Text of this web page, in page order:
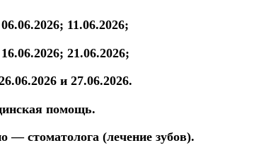
11.06.2026;
16.06.2026; 21.06.2026;
и 27.06.2026.
помощь.
— стоматолога (лечение зубов).